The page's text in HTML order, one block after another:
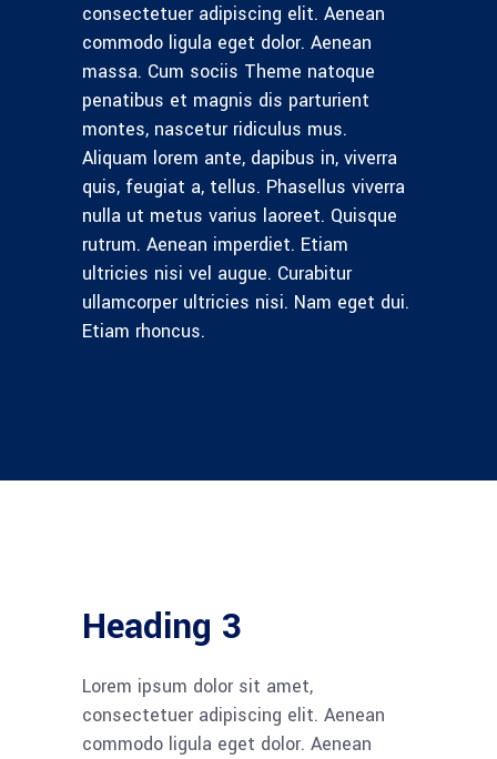
consectetuer adipiscing elit. Aenean
commodo ligula eget dolor. Aenean
massa. Cum sociis Theme natoque
penatibus et magnis dis parturient
montes, nascetur ridiculus mus.
Aliquam lorem ante, dapibus in, viverra
quis, feugiat a, tellus. Phasellus viverra
nulla ut metus varius laoreet. Quisque
rutrum. Aenean imperdiet. Etiam
ultricies nisi vel augue. Curabitur
ullamcorper ultricies nisi. Nam eget dui.
Etiam rhoncus.
Heading 3
Lorem ipsum dolor sit amet,
consectetuer adipiscing elit. Aenean
commodo ligula eget dolor. Aenean